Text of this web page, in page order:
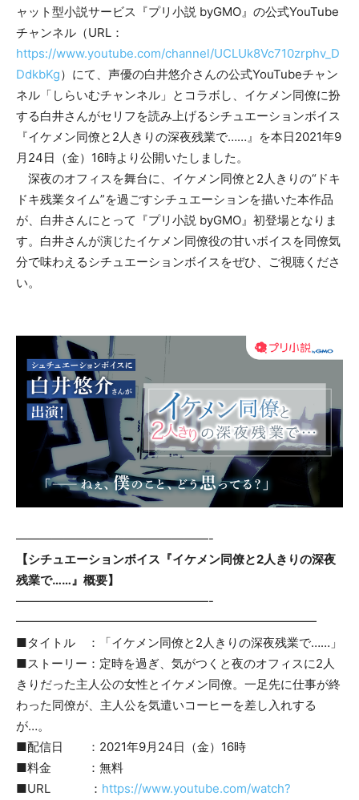
ャット型小説サービス『プリ小説 byGMO』の公式YouTube
チャンネル（URL：
https://www.youtube.com/channel/UCLUk8Vc710zrphv_D
DdkbKg）にて、声優の白井悠介さんの公式YouTubeチャン
ネル「しらいむチャンネル」とコラボし、イケメン同僚に扮
する白井さんがセリフを読み上げるシチュエーションボイス
『イケメン同僚と2人きりの深夜残業で……』を本日2021年9
月24日（金）16時より公開いたしました。
深夜のオフィスを舞台に、イケメン同僚と2人きりの“ドキ
ドキ残業タイム”を過ごすシチュエーションを描いた本作品
が、白井さんにとって『プリ小説 byGMO』初登場となりま
す。白井さんが演じたイケメン同僚役の甘いボイスを同僚気
分で味わえるシチュエーションボイスをぜひ、ご視聴くださ
い。
————————————————-
【シチュエーションボイス『イケメン同僚と2人きりの深夜
残業で……』概要】
————————————————-
━━━━━━━━━━━━━━━━━━━━━━━━━
■タイトル ：「イケメン同僚と2人きりの深夜残業で……」
■ストーリー：定時を過ぎ、気がつくと夜のオフィスに2人
きりだった主人公の女性とイケメン同僚。一足先に仕事が終
わった同僚が、主人公を気遣いコーヒーを差し入れする
が…。
■配信日 ：2021年9月24日（金）16時
■料金 ：無料
■URL ： https://www.youtube.com/watch?